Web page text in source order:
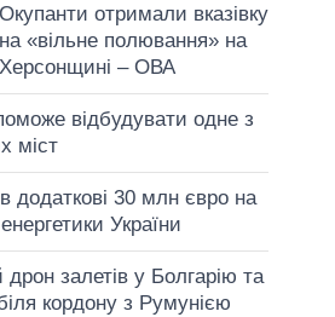
Окупанти отримали вказівку
на «вільне полювання» на
Херсонщині – ОВА
відбудувати одне з
міст
додаткові 30 млн євро на
України
залетів у Болгарію та
кордону з Румунією